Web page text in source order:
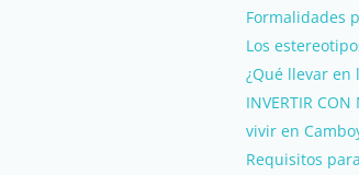
Formalidades
Los
¿Qué llevar en
INVERTIR CON
vivir en
Requisitos